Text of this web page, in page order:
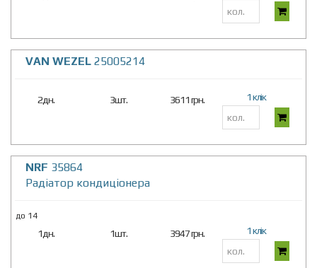
VAN WEZEL 25005214
2дн. 3шт. 3611 грн. 1 клік
NRF 35864
Радіатор кондиціонера
до 14
1дн. 1шт. 3947 грн. 1 клік